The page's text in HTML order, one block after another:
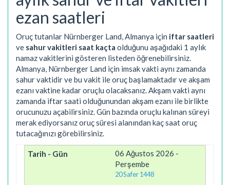
ezan saatleri
Oruç tutanlar Nürnberger Land, Almanya için iftar saatleri
ve sahur vakitleri saat kaçta olduğunu aşağıdaki 1 aylık
namaz vakitlerini gösteren listeden öğrenebilirsiniz.
Almanya, Nürnberger Land için imsak vakti aynı zamanda
sahur vaktidir ve bu vakit ile oruç başlamaktadır ve akşam
ezanı vaktine kadar oruçlu olacaksanız. Akşam vakti aynı
zamanda iftar saati olduğunundan akşam ezanı ile birlikte
orucunuzu açabilirsiniz. Gün bazında oruçlu kalınan süreyi
merak ediyorsanız oruç süresi alanından kaç saat oruç
tutacağınızı görebilirsiniz.
06 Ağustos 2026 -
Perşembe
20 Safer 1448